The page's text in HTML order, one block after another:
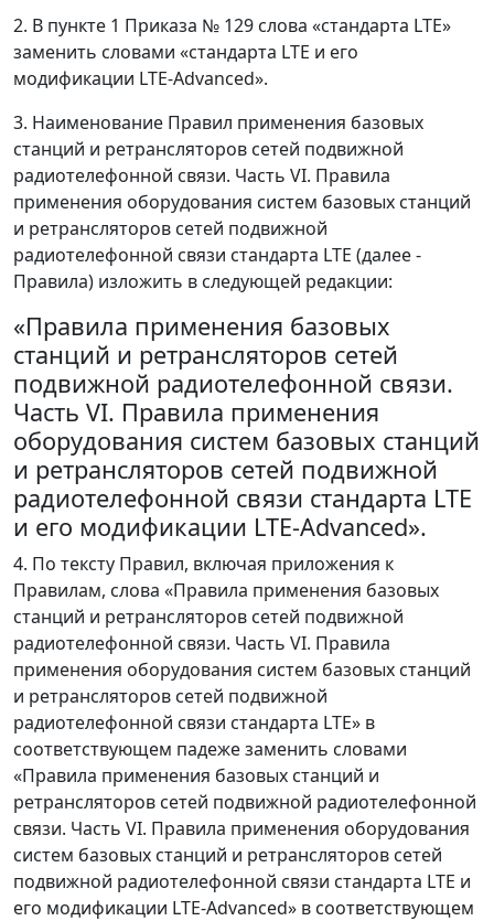
2. В пункте 1 Приказа № 129 слова «стандарта LTE»
заменить словами «стандарта LTE и его
модификации LTE-Advanced».
3. Наименование Правил применения базовых
станций и ретрансляторов сетей подвижной
радиотелефонной связи. Часть VI. Правила
применения оборудования систем базовых станций
и ретрансляторов сетей подвижной
радиотелефонной связи стандарта LTE (далее -
Правила) изложить в следующей редакции:
«Правила применения базовых
станций и ретрансляторов сетей
подвижной радиотелефонной связи.
Часть VI. Правила применения
оборудования систем базовых станций
и ретрансляторов сетей подвижной
радиотелефонной связи стандарта LTE
и его модификации LTE-Advanced».
4. По тексту Правил, включая приложения к
Правилам, слова «Правила применения базовых
станций и ретрансляторов сетей подвижной
радиотелефонной связи. Часть VI. Правила
применения оборудования систем базовых станций
и ретрансляторов сетей подвижной
радиотелефонной связи стандарта LTE» в
соответствующем падеже заменить словами
«Правила применения базовых станций и
ретрансляторов сетей подвижной радиотелефонной
связи. Часть VI. Правила применения оборудования
систем базовых станций и ретрансляторов сетей
подвижной радиотелефонной связи стандарта LTE и
его модификации LTE-Advanced» в соответствующем